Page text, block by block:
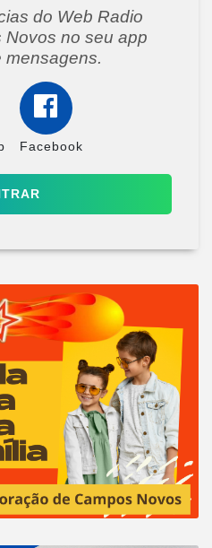
do Web Radio
Novos no seu app
mensagens.
Facebook